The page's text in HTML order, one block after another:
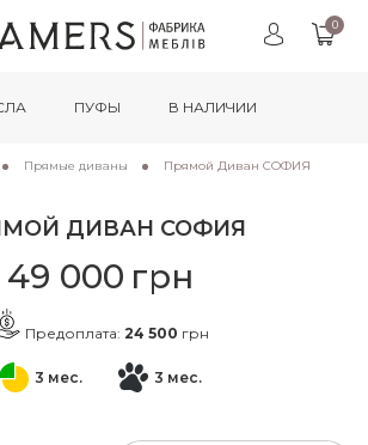
0
ПУФЫ В НАЛИЧИИ
Прямые диваны Прямой Диван СОФИЯ
ДИВАН СОФИЯ
49 000 грн
Предоплата: 24 500 грн
3 мес. 3 мес.